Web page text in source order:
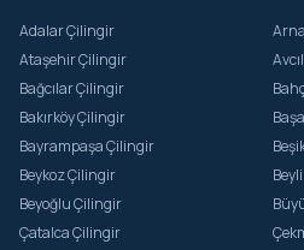
Adalar Çilingir
Ataşehir Çilingir
Bağcılar Çilingir
Bakırköy Çilingir
Bayrampaşa Çilingir
Beykoz Çilingir
Beyoğlu Çilingir
Çatalca Çilingir